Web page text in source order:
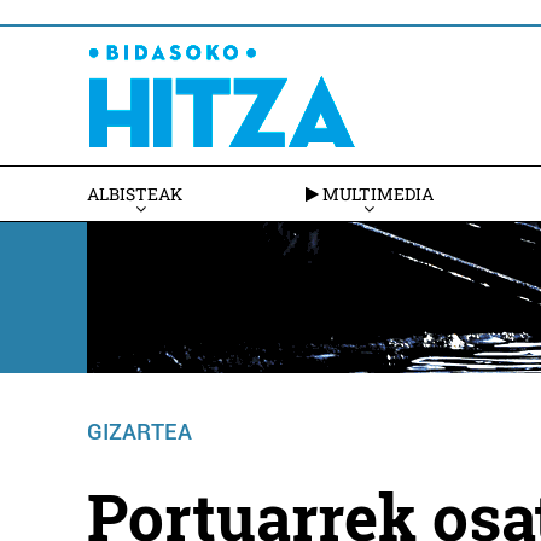
ALBISTEAK MULTIMEDIA
GIZARTEA
Portuarrek